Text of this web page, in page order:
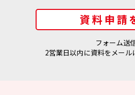
フォーム送
2営業日以内に資料をメール